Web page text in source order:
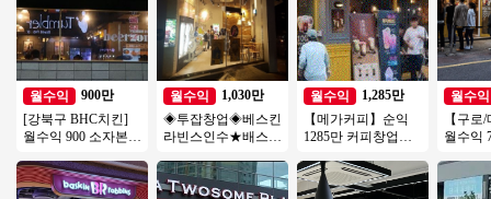
월수익
900만
[강북구 BHC치킨]
월수익 900 소자본/
말좋은 BHC매장!
월수익
1,030만
◈투잡창업◈베스킨
라빈스인수★배스킨
아보고 오세요★초
보창업
월수익
1,285만
【메가커피】순익
1285만 커피창업
아파트 항아리상권
입지최고
월수익
【구로
월수익
/ 초보